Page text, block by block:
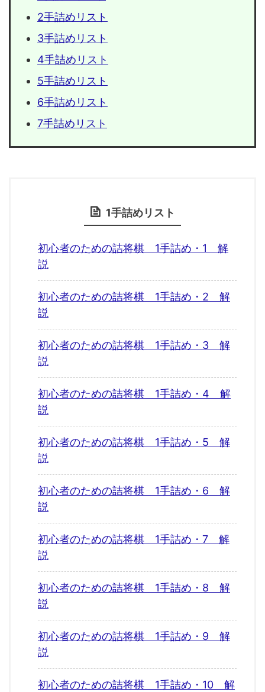
2手詰めリスト
3手詰めリスト
4手詰めリスト
5手詰めリスト
6手詰めリスト
7手詰めリスト
1手詰めリスト
初心者のための詰将棋 1手詰め・1 解
説
初心者のための詰将棋 1手詰め・2 解
説
初心者のための詰将棋 1手詰め・3 解
説
初心者のための詰将棋 1手詰め・4 解
説
初心者のための詰将棋 1手詰め・5 解
説
初心者のための詰将棋 1手詰め・6 解
説
初心者のための詰将棋 1手詰め・7 解
説
初心者のための詰将棋 1手詰め・8 解
説
初心者のための詰将棋 1手詰め・9 解
説
初心者のための詰将棋 1手詰め・10 解